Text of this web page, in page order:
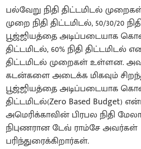
பல்வேறு நிதி திட்டமிடல்
முறை நிதி திட்டமிடல், 50/30/20
பூஜ்ஜியத்தை அடிப்படையாக
திட்டமிடல், 60% நிதி திட்டமிடல்
திட்டமிடல் முறைகள் உள்ளன.
கடன்களை அடைக்க மிகவும்
பூஜ்ஜியத்தை அடிப்படையாக
திட்டமிடல்(Zero Based Budget)
அமெரிக்காவின் பிரபல நிதி
நிபுணரான டேவ் ராம்சே அவர்கள்
பரிந்துரைக்கிறார்கள்.